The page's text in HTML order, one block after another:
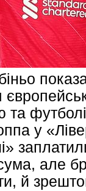
та
у
але
й